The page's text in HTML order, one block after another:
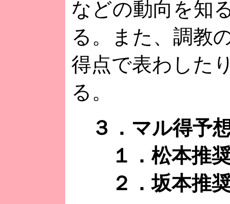
などの動向を知
る。また、調教
得点で表わした
る。
３．マル得予
１．松本推奨
２．坂本推奨